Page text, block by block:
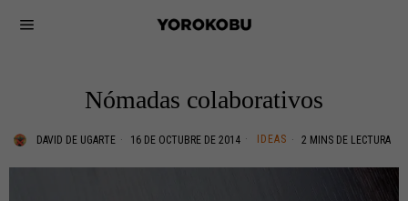
Nómadas colaborativos
DAVID DE UGARTE 16 DE OCTUBRE DE 2014 IDEAS 2 MINS DE LECTURA